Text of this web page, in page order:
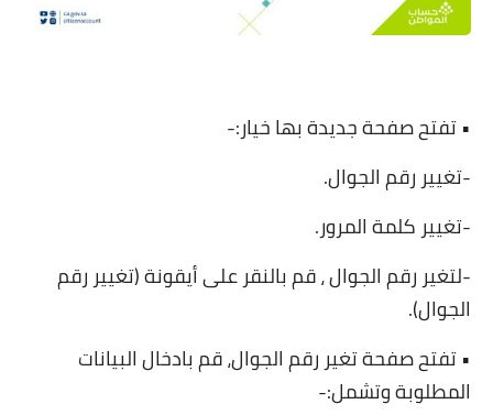
• تفتح صفحة جديدة بها خيار:-
-تغيير رقم الجوال.
-تغيير كلمة المرور.
-لتغير رقم الجوال ، قم بالنقر على أيقونة (تغيير رقم
الجوال).
• تفتح صفحة تغير رقم الجوال، قم بادخال البيانات
المطلوبة وتشمل:-